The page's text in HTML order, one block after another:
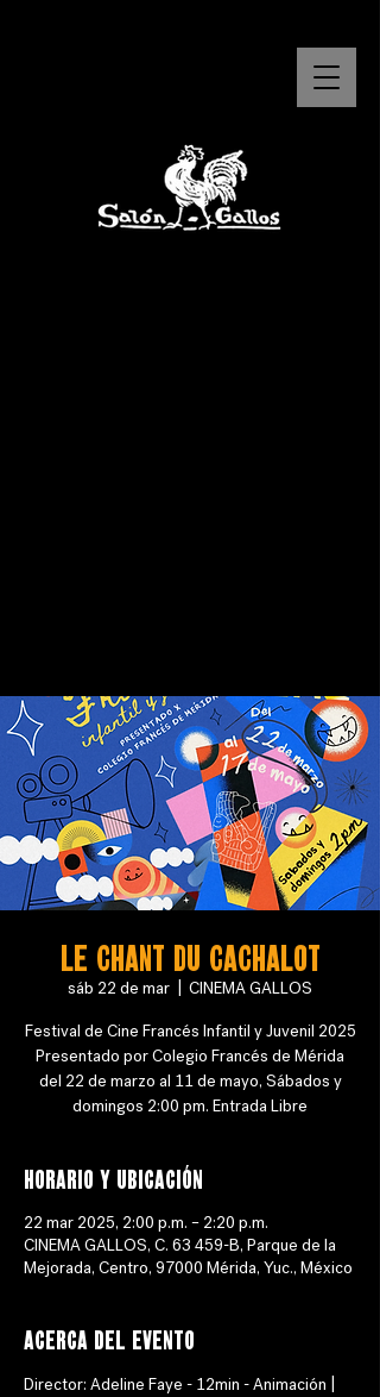
Le chant du Cachalot
sáb 22 de mar
CINEMA GALLOS
Festival de Cine Francés Infantil y Juvenil 2025
Presentado por Colegio Francés de Mérida
del 22 de marzo al 11 de mayo, Sábados y
Horario y ubicación
22 mar 2025, 2:00 p.m. – 2:20 p.m.
CINEMA GALLOS, C. 63 459-B, Parque de la
Mejorada, Centro, 97000 Mérida, Yuc., México
Acerca del evento
Director: Adeline Faye - 12min - Animación |